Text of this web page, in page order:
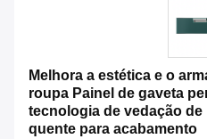
Melhora a estética e o
roupa Painel de gaveta
tecnologia de vedação
quente para acabamento